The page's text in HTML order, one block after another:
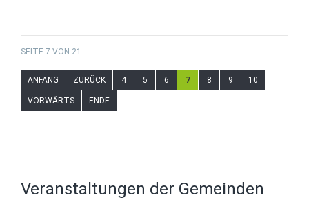
SEITE 7 VON 21
ANFANG ZURÜCK 4 5 6 7 8 9 10
VORWÄRTS ENDE
Veranstaltungen der Gemeinden